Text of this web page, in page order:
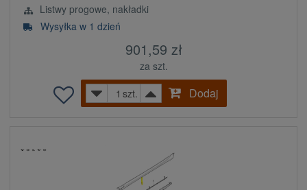
Listwy progowe, nakładki
Wysyłka w 1 dzień
901,59 zł
za szt.
szt.
Dodaj